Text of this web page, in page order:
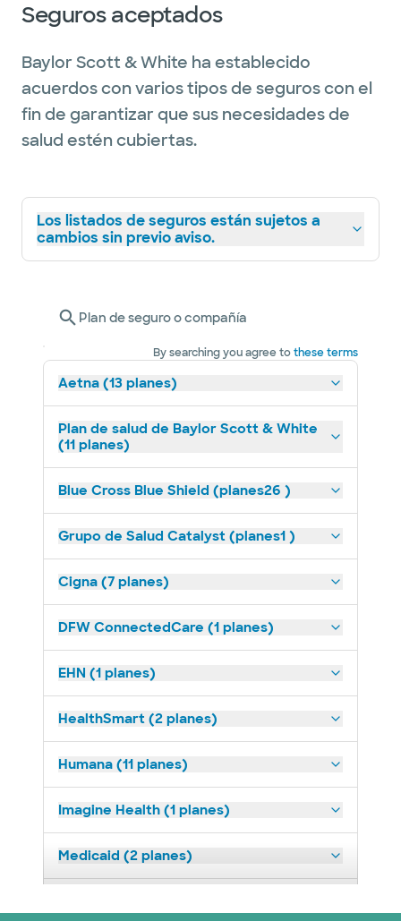
Seguros aceptados
Baylor Scott & White ha establecido
acuerdos con varios tipos de seguros con el
fin de garantizar que sus necesidades de
salud estén cubiertas.
Los listados de seguros están sujetos a
cambios sin previo aviso.
Plan de seguro o compañía
By searching you agree tothese terms
Aetna (13 planes)
Plan de salud de Baylor Scott & White
(11 planes)
Blue Cross Blue Shield (planes26 )
Grupo de Salud Catalyst (planes1 )
Cigna (7 planes)
DFW ConnectedCare (1 planes)
EHN (1 planes)
HealthSmart (2 planes)
Humana (11 planes)
Imagine Health (1 planes)
Medicaid (2 planes)